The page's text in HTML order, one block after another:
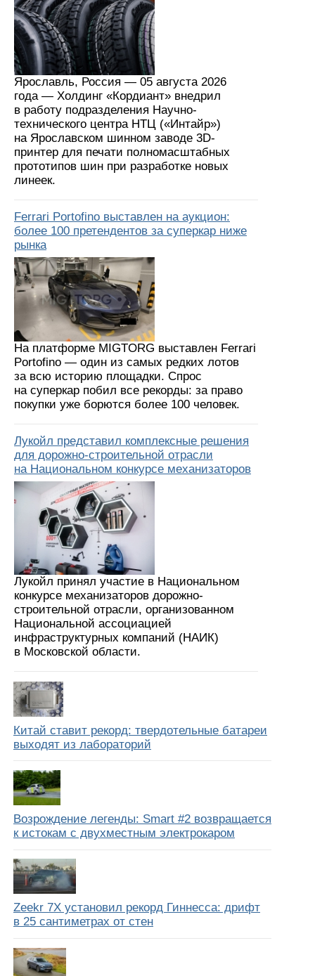
Ярославль, Россия — 05 августа 2026
года — Холдинг «Кордиант» внедрил
в работу подразделения Научно-
технического центра НТЦ («Интайр»)
на Ярославском шинном заводе 3D-
принтер для печати полномасштабных
прототипов шин при разработке новых
линеек.
Ferrari Portofino выставлен на аукцион:
более 100 претендентов за суперкар ниже
рынка
На платформе MIGTORG выставлен Ferrari
Portofino — один из самых редких лотов
за всю историю площадки. Спрос
на суперкар побил все рекорды: за право
покупки уже борются более 100 человек.
Лукойл представил комплексные решения
для дорожно-строительной отрасли
на Национальном конкурсе механизаторов
Лукойл принял участие в Национальном
конкурсе механизаторов дорожно-
строительной отрасли, организованном
Национальной ассоциацией
инфраструктурных компаний (НАИК)
в Московской области.
Китай ставит рекорд: твердотельные батареи
выходят из лабораторий
Возрождение легенды: Smart #2 возвращается
к истокам с двухместным электрокаром
Zeekr 7X установил рекорд Гиннесса: дрифт
в 25 сантиметрах от стен